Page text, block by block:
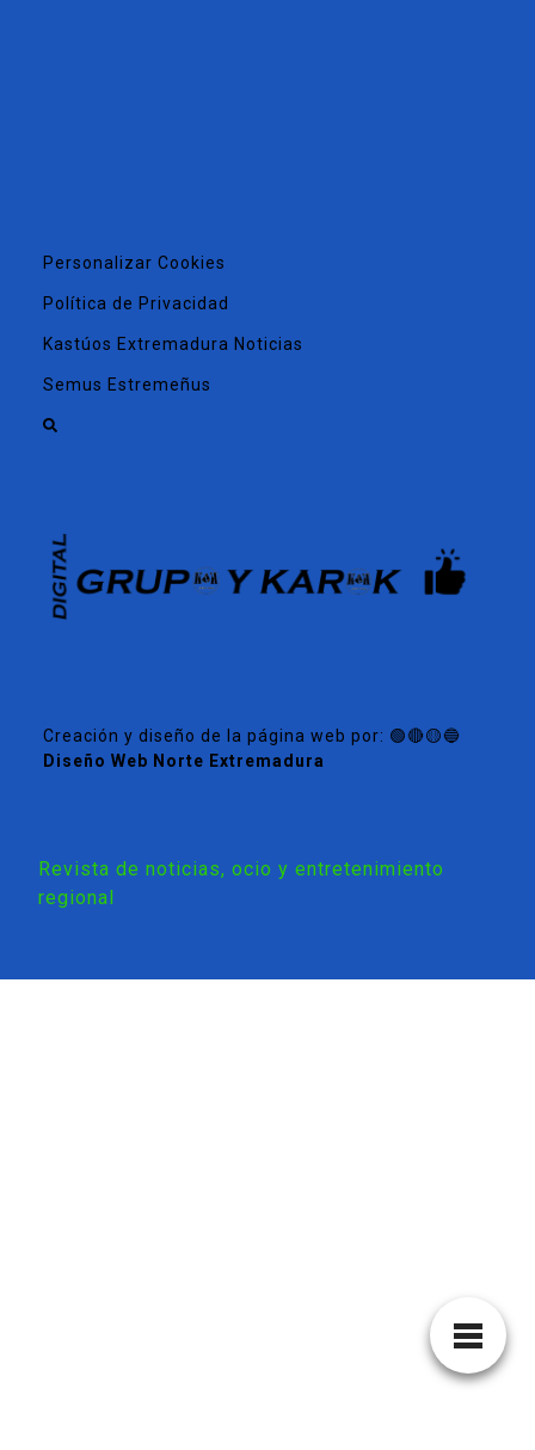
Personalizar Cookies
Política de Privacidad
Kastúos Extremadura Noticias
Semus Estremeñus
Creación y diseño de la página web por: 🟢🔴🟡🔵
Diseño Web Norte Extremadura
Revista de noticias, ocio y entretenimiento
regional